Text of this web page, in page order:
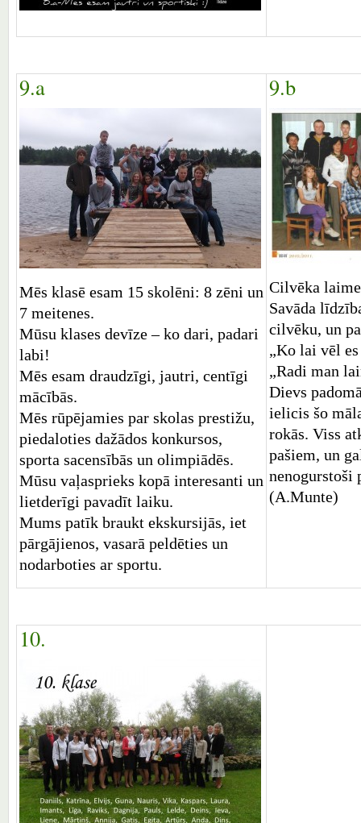
9.a
Mēs klasē esam 15 skolēni: 8 zēni un
7 meitenes.
Mūsu klases devīze – ko dari, padari
labi!
Mēs esam draudzīgi, jautri, centīgi
mācībās.
Mēs rūpējamies par skolas prestižu,
piedaloties dažādos konkursos,
sporta sacensībās un olimpiādēs.
Mūsu vaļasprieks kopā interesanti un
lietderīgi pavadīt laiku.
Mums patīk braukt ekskursijās, iet
pārgājienos, vasarā peldēties un
nodarboties ar sportu.
9.b
Cilvēka
Savāda
cilvēku, un
„Ko lai vēl
„Radi man
Dievs
ielicis šo
rokās. Viss
pašiem, un
nenogurstoši
(A.Munte)
10.